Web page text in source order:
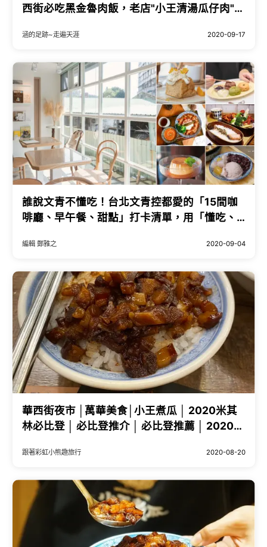
西街必吃黑金魯肉飯，老店"小王清湯瓜仔肉"重
涵的足跡~走遍天涯 2020-09-17
誰說文青不懂吃！台北文青控都愛的「15間咖
啡廳、早午餐、甜點」打卡清單，用「懂吃、
地。
編輯 鄭雅之 2020-09-04
華西街夜市 │萬華美食│小王煮瓜 │ 2020米其
林必比登 │ 必比登推介 │ 必比登推薦 │ 2020必
跟著彩虹小熊趣旅行 2020-08-20